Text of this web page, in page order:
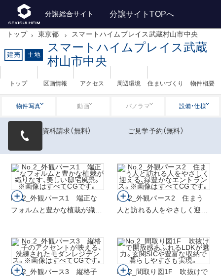
分譲総合サイト 分譲サイトTOPへ
トップ 東京都 スマートハイムプレイス武蔵村山市中央
スマートハイムプレイス武蔵
村山市中央
トップ 区画情報 アクセス 周辺環境 住まいづくり 物件概要
物件写真 動画 パノラマ 設備・仕様
資料請求（無料） ご見学予約 （無料）
物件写真
No.2_外観パース1 端正な
フォルムと豊かな植栽が織り
No.2_外観パース2 住まう
人と訪れる人をやさしく迎え
No.2_外観パース3 縦格子
No.2_間取り図1F 吹抜けで